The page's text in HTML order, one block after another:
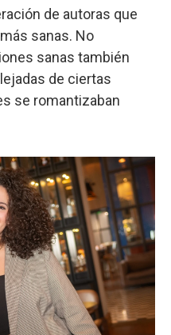
de autoras que
sanas. No
sanas también
de ciertas
se romantizaban